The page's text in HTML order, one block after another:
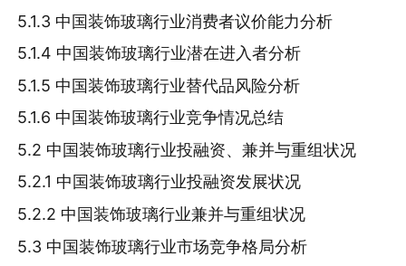
5.1.3 中国装饰玻璃行业消费者议价能力分析
5.1.4 中国装饰玻璃行业潜在进入者分析
5.1.5 中国装饰玻璃行业替代品风险分析
5.1.6 中国装饰玻璃行业竞争情况总结
5.2 中国装饰玻璃行业投融资、兼并与重组状况
5.2.1 中国装饰玻璃行业投融资发展状况
5.2.2 中国装饰玻璃行业兼并与重组状况
5.3 中国装饰玻璃行业市场竞争格局分析